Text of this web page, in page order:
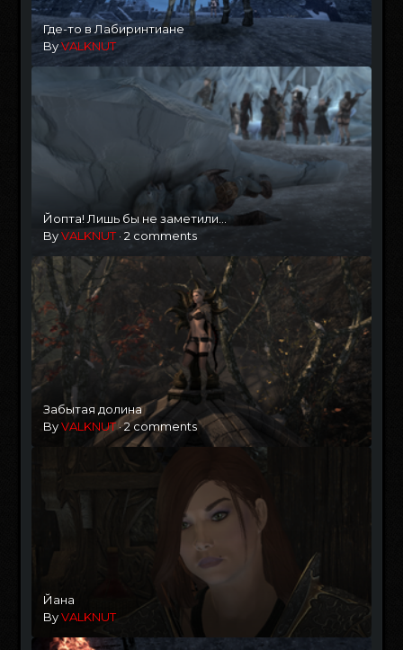
Где-то в Лабиринтиане
ByVALKNUT
Йопта! Лишь бы не заметили...
ByVALKNUT· 2 comments
Забытая долина
ByVALKNUT·2 comments
Йана
ByVALKNUT